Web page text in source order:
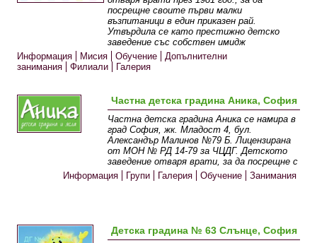
посрещне своите първи малки
възпитаници в един приказен рай.
Утвърдила се като престижно детско
заведение със собствен имидж
Информация
Мисия Обучение
Допълнителни
занимания
Филиали Галерия
Частна детска градина Аника, София
Частна детска градина Аника се намира в
град София, жк. Младост 4, бул.
Александър Малинов №79 Б. Лицензирана
от МОН № РД 14-79 за ЧЦДГ. Детското
заведение отваря врати, за да посрещне с
Информация
Групи Галерия Обучение Занимания
Детска градина № 63 Слънце, София